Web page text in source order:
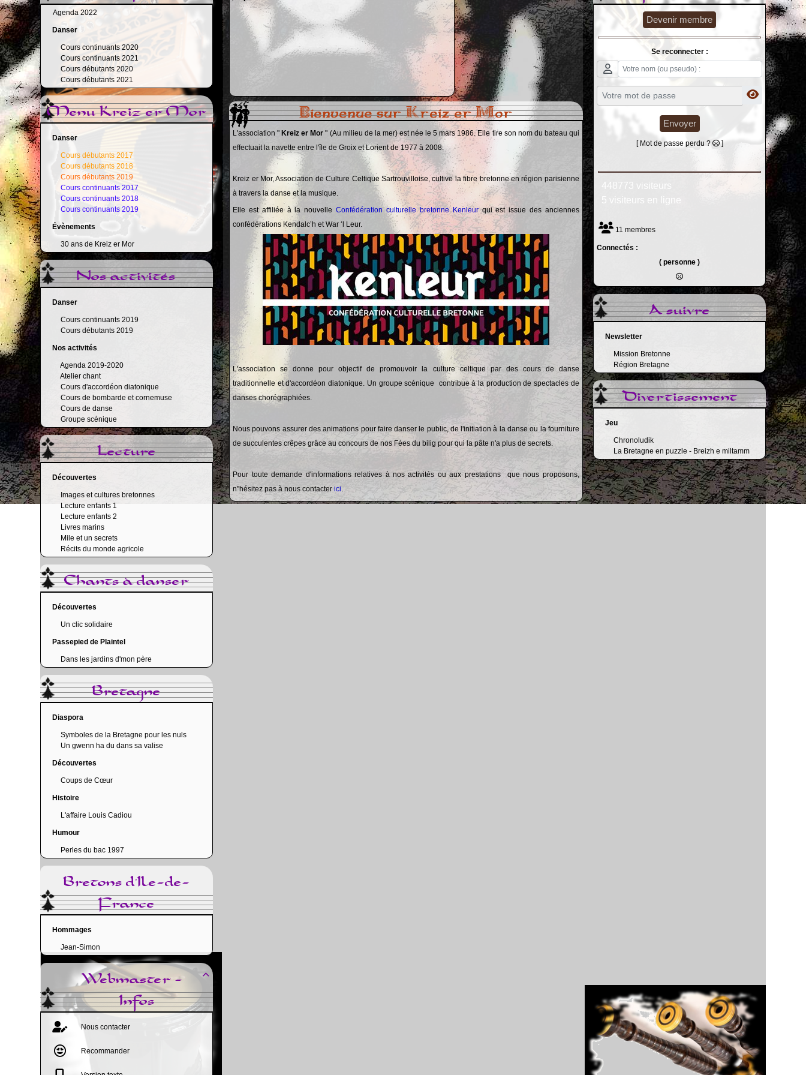
Agenda 2022
Danser
Cours continuants 2020
Cours continuants 2021
Cours débutants 2020
Cours débutants 2021
Menu Kreiz er Mor
Danser
Cours débutants 2017
Cours débutants 2018
Cours débutants 2019
Cours continuants 2017
Cours continuants 2018
Cours continuants 2019
Évènements
30 ans de Kreiz er Mor
Nos activités
Danser
Cours continuants 2019
Cours débutants 2019
Nos activités
Agenda 2019-2020
Atelier chant
Cours d'accordéon diatonique
Cours de bombarde et cornemuse
Cours de danse
Groupe scénique
Lecture
Découvertes
Images et cultures bretonnes
Lecture enfants 1
Lecture enfants 2
Livres marins
Mile et un secrets
Récits du monde agricole
Chants à danser
Découvertes
Un clic solidaire
Passepied de Plaintel
Dans les jardins d'mon père
Bretagne
Diaspora
Symboles de la Bretagne pour les nuls
Un gwenn ha du dans sa valise
Découvertes
Coups de Cœur
Histoire
L'affaire Louis Cadiou
Humour
Perles du bac 1997
Bretons d'Ile-de-
France
Hommages
Jean-Simon

Webmaster -
Infos
Nous contacter
Recommander
Bienvenue sur Kreiz er Mor
L'association " Kreiz er Mor " (Au milieu de la mer) est née le 5 mars 1986. Elle tire son nom du bateau qui
effectuait la navette entre l'île de Groix et Lorient de 1977 à 2008.
Kreiz er Mor, Association de Culture Celtique Sartrouvilloise, cultive la fibre bretonne en région parisienne
à travers la danse et la musique.
Elle est affiliée à la nouvelleConfédération culturelle bretonne Kenleurqui est issue des anciennes
confédérations Kendalc’h et War ‘l Leur.
L'association se donne pour objectif de promouvoir la culture celtique par des cours de danse
traditionnelle et d'accordéon diatonique. Un groupe scénique contribue à la production de spectacles de
danses chorégraphiées.
Nous pouvons assurer des animations pour faire danser le public, de l'initiation à la danse ou la fourniture
de succulentes crêpes grâce au concours de nos Fées du bilig pour qui la pâte n'a plus de secrets.
Pour toute demande d'informations relatives à nos activités ou aux prestations que nous proposons,
n''hésitez pas à nous contacterici.
Devenir membre
Se reconnecter :
Envoyer
[ Mot de passe perdu ? ]
448773 visiteurs
5 visiteurs en ligne
11 membres
Connectés :
( personne )
A suivre
Newsletter
Mission Bretonne
Région Bretagne
Divertissement
Jeu
Chronoludik
La Bretagne en puzzle - Breizh e miltamm